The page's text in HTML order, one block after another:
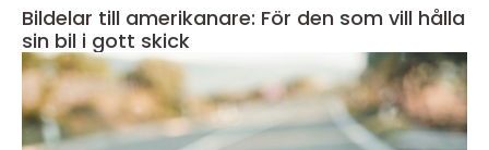
Bildelar till amerikanare: För den som vill hålla
sin bil i gott skick